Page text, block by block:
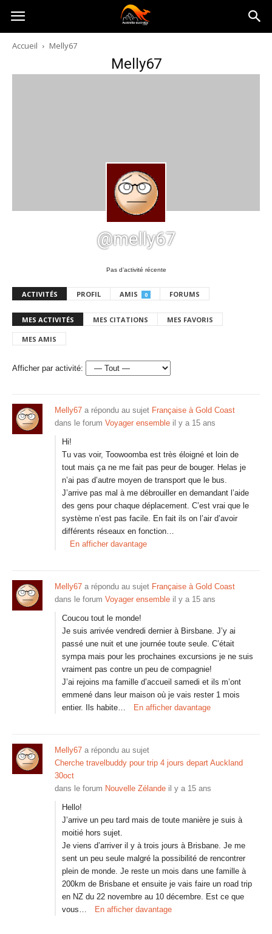
Australia-
australie.com
Accueil Melly67
Melly67
@melly67
Pas d’activité récente
ACTIVITÉS PROFIL AMIS 0 FORUMS
MES ACTIVITÉS MES CITATIONS MES FAVORIS
MES AMIS
Afficher par activité:
Melly67 a répondu au sujet Française à Gold Coast
dans le forum Voyager ensemble il y a 15 ans
Hi!
Tu vas voir, Toowoomba est très éloigné et loin de
tout mais ça ne me fait pas peur de bouger. Helas je
n’ai pas d’autre moyen de transport que le bus.
J’arrive pas mal à me débrouiller en demandant l’aide
des gens pour chaque déplacement. C’est vrai que le
système n’est pas facile. En fait ils on l’air d’avoir
différents réseaux en fonction…
En afficher davantage
Melly67 a répondu au sujet Française à Gold Coast
dans le forum Voyager ensemble il y a 15 ans
Coucou tout le monde!
Je suis arrivée vendredi dernier à Birsbane. J’y ai
passé une nuit et une journée toute seule. C’était
sympa mais pour les prochaines excursions je ne suis
vraiment pas contre un peu de compagnie!
J’ai rejoins ma famille d’accueil samedi et ils m’ont
emmené dans leur maison où je vais rester 1 mois
entier. Ils habite…
En afficher davantage
Melly67 a répondu au sujet
Cherche travelbuddy pour trip 4 jours depart Auckland
30oct
dans le forum Nouvelle Zélande il y a 15 ans
Hello!
J’arrive un peu tard mais de toute manière je suis à
moitié hors sujet.
Je viens d’arriver il y à trois jours à Brisbane. Je me
sent un peu seule malgré la possibilité de rencontrer
plein de monde. Je reste un mois dans une famille à
200km de Brisbane et ensuite je vais faire un road trip
en NZ du 22 novembre au 10 décembre. Est ce que
vous…
En afficher davantage